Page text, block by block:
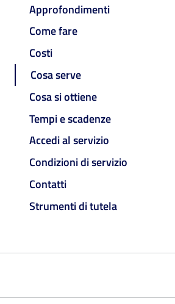
Approfondimenti
Come fare
Costi
Cosa serve
Cosa si ottiene
Tempi e scadenze
Accedi al servizio
Condizioni di servizio
Contatti
Strumenti di tutela